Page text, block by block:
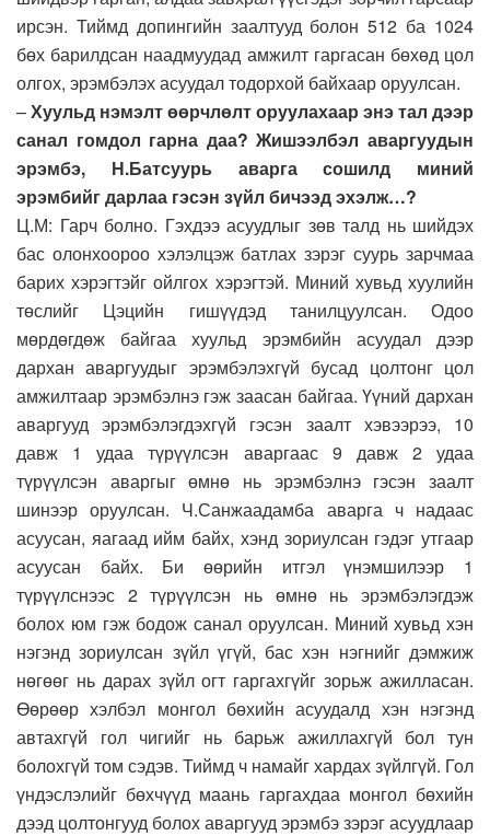
ирсэн. Тиймд допингийн заалтууд болон 512 ба 1024
бөх барилдсан наадмуудад амжилт гаргасан бөхөд цол
олгох, эрэмбэлэх асуудал тодорхой байхаар оруулсан.
–Хуульд нэмэлт өөрчлөлт оруулахаар энэ тал дээр
санал гомдол гарна даа? Жишээлбэл аваргуудын
эрэмбэ, Н.Батсуурь аварга сошилд миний
эрэмбийг дарлаа гэсэн зүйл бичээд эхэлж…?
Ц.М: Гарч болно. Гэхдээ асуудлыг зөв талд нь шийдэх
бас олонхоороо хэлэлцэж батлах зэрэг суурь зарчмаа
барих хэрэгтэйг ойлгох хэрэгтэй. Миний хувьд хуулийн
төслийг Цэцийн гишүүдэд танилцуулсан. Одоо
мөрдөгдөж байгаа хуульд эрэмбийн асуудал дээр
дархан аваргуудыг эрэмбэлэхгүй бусад цолтонг цол
амжилтаар эрэмбэлнэ гэж заасан байгаа. Үүний дархан
аваргууд эрэмбэлэгдэхгүй гэсэн заалт хэвээрээ, 10
давж 1 удаа түрүүлсэн аваргаас 9 давж 2 удаа
түрүүлсэн аваргыг өмнө нь эрэмбэлнэ гэсэн заалт
шинээр оруулсан. Ч.Санжаадамба аварга ч надаас
асуусан, яагаад ийм байх, хэнд зориулсан гэдэг утгаар
асуусан байх. Би өөрийн итгэл үнэмшилээр 1
түрүүлснээс 2 түрүүлсэн нь өмнө нь эрэмбэлэгдэж
болох юм гэж бодож санал оруулсан. Миний хувьд хэн
нэгэнд зориулсан зүйл үгүй, бас хэн нэгнийг дэмжиж
нөгөөг нь дарах зүйл огт гаргахгүйг зорьж ажилласан.
Өөрөөр хэлбэл монгол бөхийн асуудалд хэн нэгэнд
автахгүй гол чигийг нь барьж ажиллахгүй бол тун
болохгүй том сэдэв. Тиймд ч намайг хардах зүйлгүй. Гол
үндэслэлийг бөхчүүд маань гаргахдаа монгол бөхийн
дээд цолтонгууд болох аваргууд эрэмбэ зэрэг асуудлаар